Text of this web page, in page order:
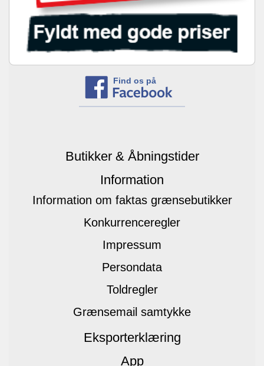
Find os på
Butikker & Åbningstider
Information
Information om faktas grænsebutikker
Konkurrenceregler
Impressum
Persondata
Toldregler
Grænsemail samtykke
Eksporterklæring
App